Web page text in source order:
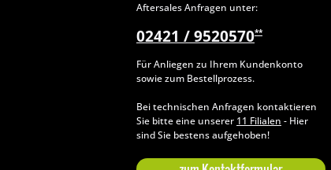
Aftersales Anfragen unter:
02421 / 9520570**
Für Anliegen zu Ihrem Kundenkonto
sowie zum Bestellprozess.
Bei technischen Anfragen kontaktieren
Sie bitte eine unserer 11 Filialen - Hier
sind Sie bestens aufgehoben!